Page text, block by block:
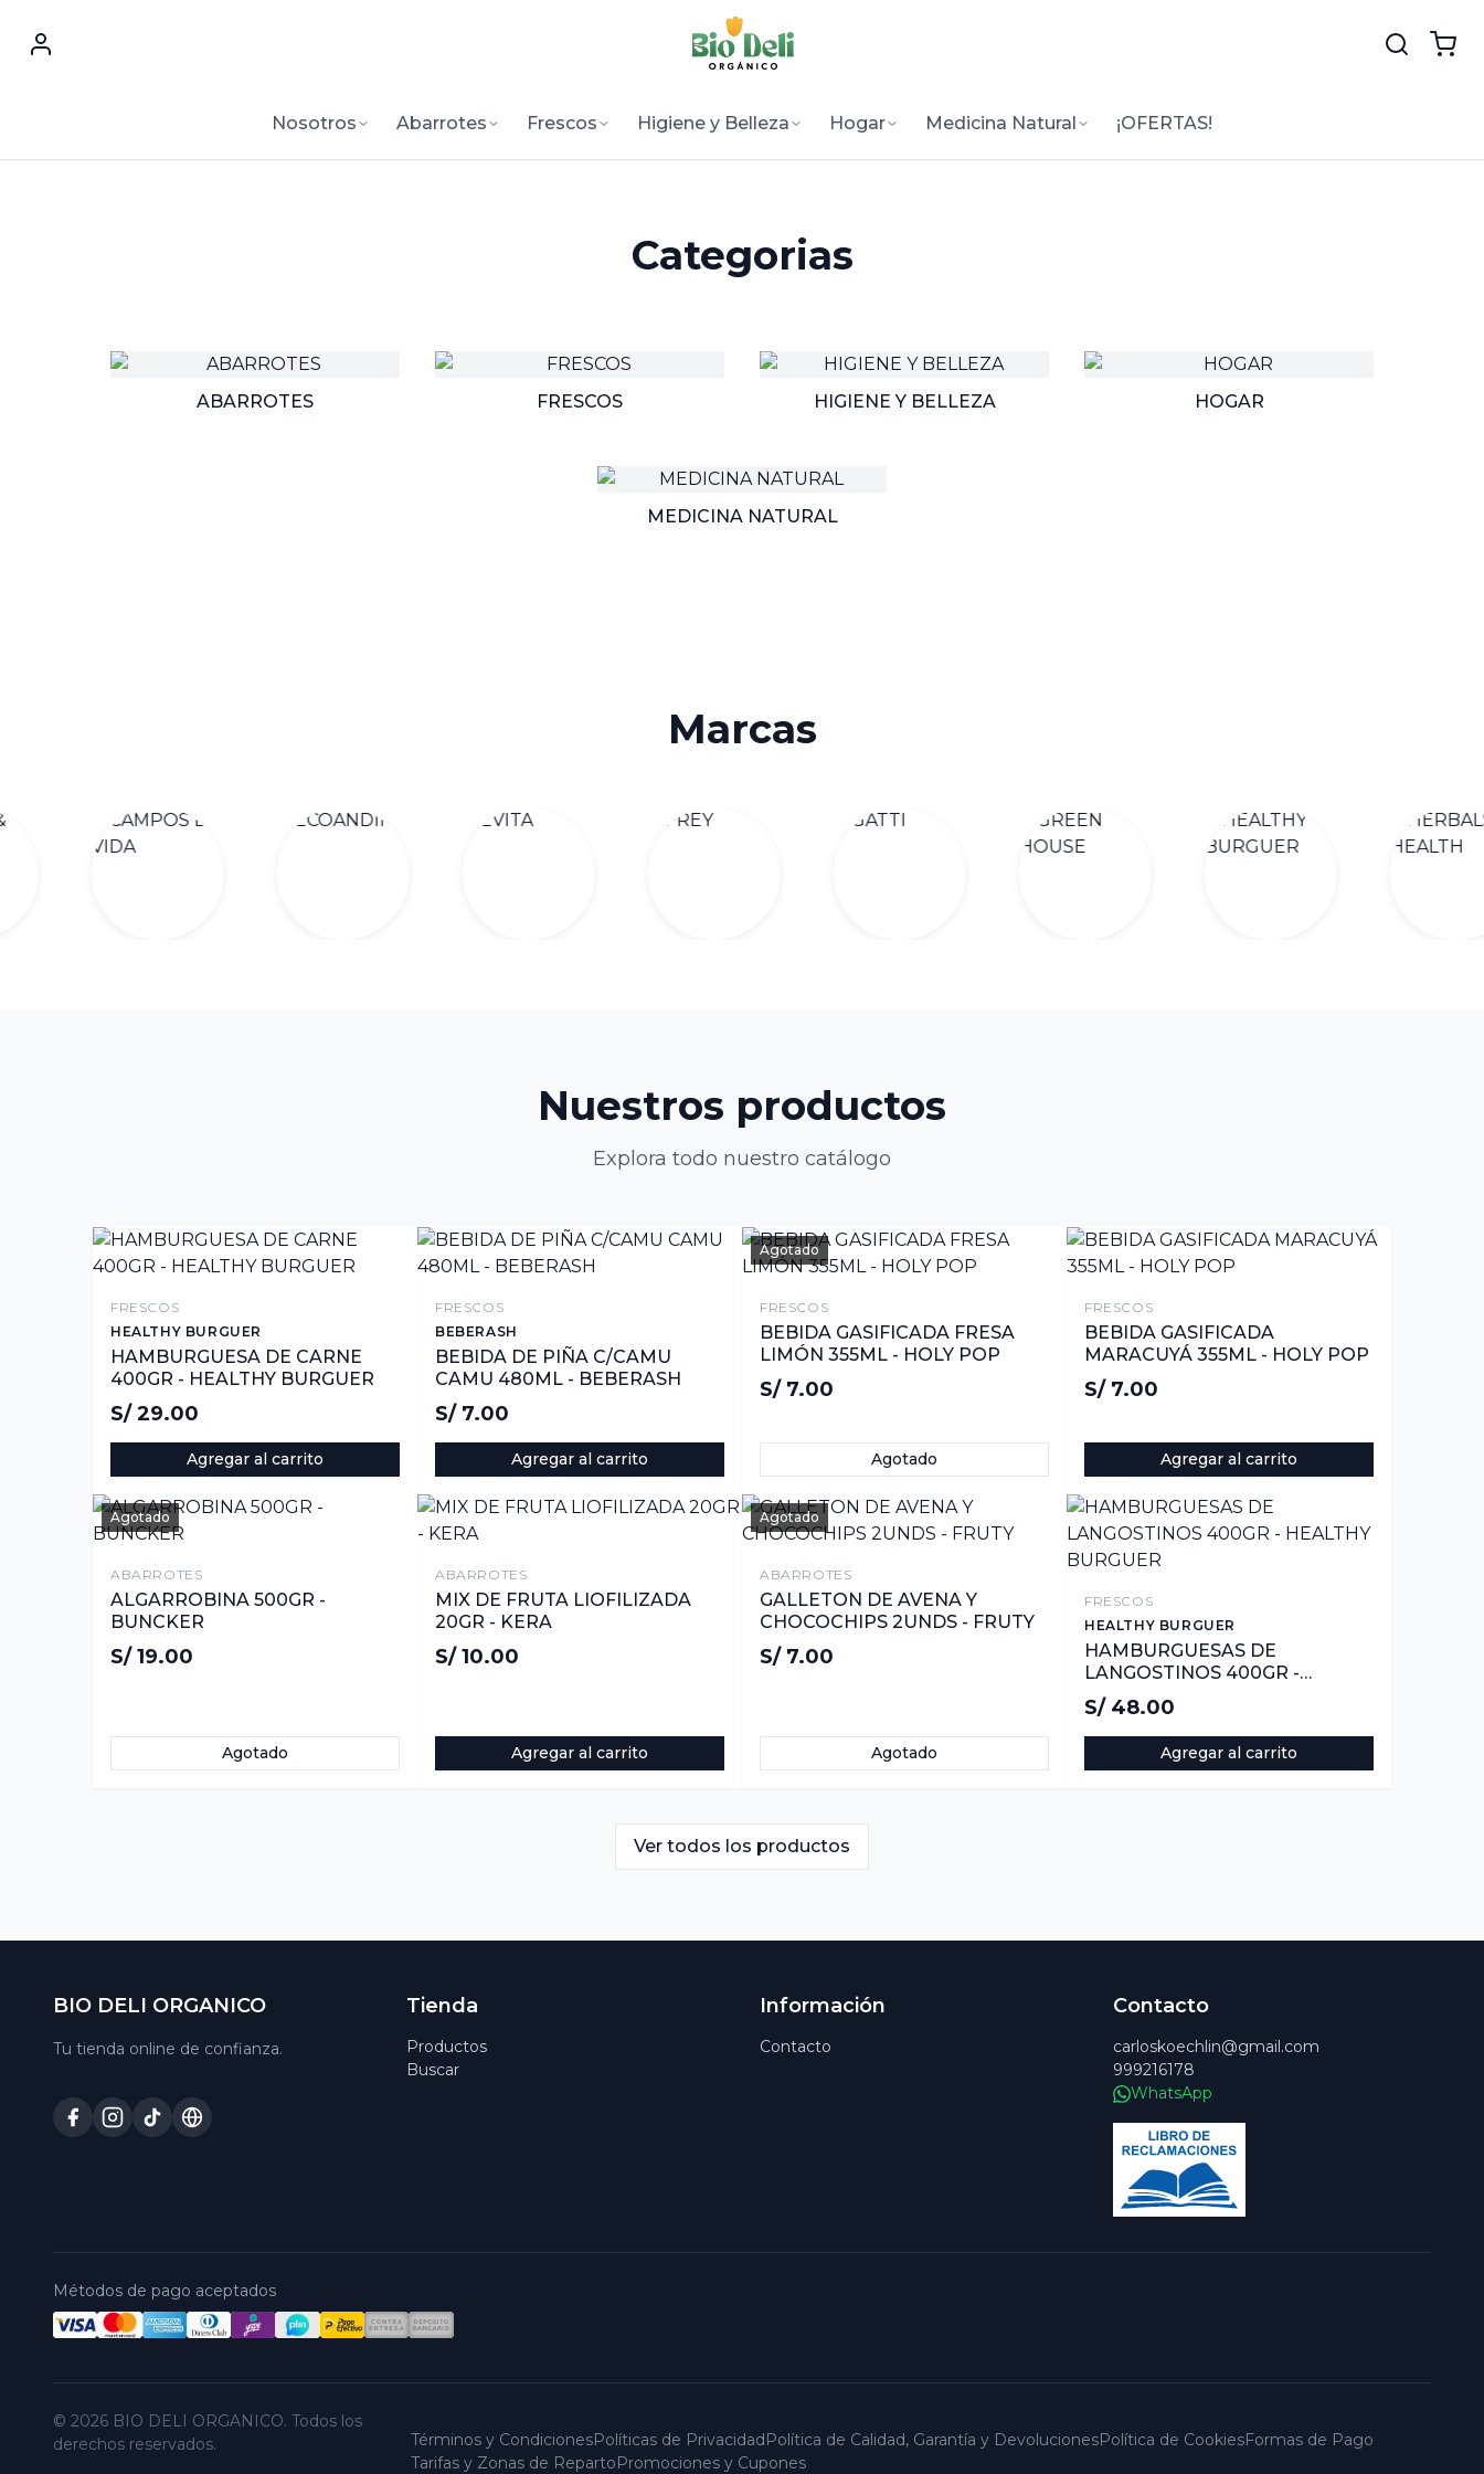
Nosotros Abarrotes Frescos Higiene y Belleza Hogar Medicina Natural ¡OFERTAS!
Categorias
ABARROTES FRESCOS HIGIENE Y BELLEZA HOGAR
MEDICINA NATURAL
Marcas
Nuestros productos
Explora todo nuestro catálogo
FRESCOS
HEALTHY BURGUER
HAMBURGUESA DE CARNE
400GR - HEALTHY BURGUER
S/ 29.00
Agregar al carrito
FRESCOS
BEBERASH
BEBIDA DE PIÑA C/CAMU
CAMU 480ML - BEBERASH
S/ 7.00
Agregar al carrito
Agotado
FRESCOS
BEBIDA GASIFICADA FRESA
LIMÓN 355ML - HOLY POP
S/ 7.00
Agotado
FRESCOS
BEBIDA GASIFICADA
MARACUYÁ 355ML - HOLY POP
S/ 7.00
Agregar al carrito
Agotado
ABARROTES
ALGARROBINA 500GR -
BUNCKER
S/ 19.00
Agotado
ABARROTES
MIX DE FRUTA LIOFILIZADA
20GR - KERA
S/ 10.00
Agregar al carrito
Agotado
ABARROTES
GALLETON DE AVENA Y
CHOCOCHIPS 2UNDS - FRUTY
S/ 7.00
Agotado
FRESCOS
HEALTHY BURGUER
HAMBURGUESAS DE
LANGOSTINOS 400GR -
HEALTHY BURGUER
S/ 48.00
Agregar al carrito
Ver todos los productos
BIO DELI ORGANICO
Tu tienda online de confianza.
Tienda
Productos
Buscar
Información
Contacto
Contacto
carloskoechlin@gmail.com
999216178
WhatsApp
Métodos de pago aceptados
© 2026 BIO DELI ORGANICO. Todos los
derechos reservados.
Términos y CondicionesPolíticas de PrivacidadPolítica de Calidad, Garantía y DevolucionesPolítica de CookiesFormas de Pago
Tarifas y Zonas de RepartoPromociones y Cupones